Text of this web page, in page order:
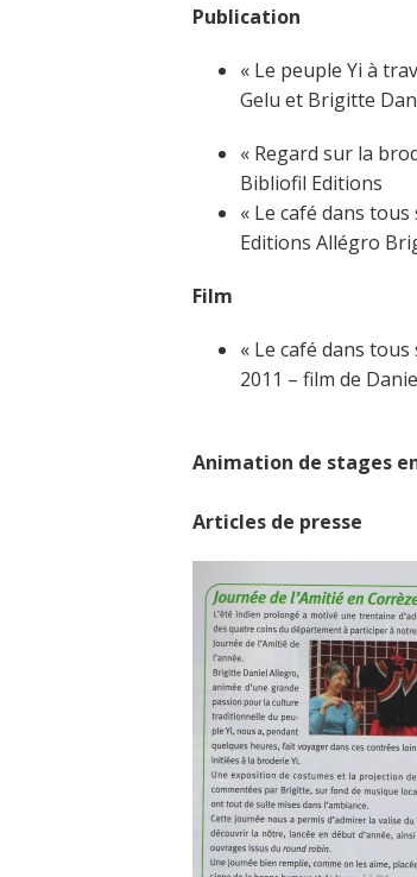
Publication
« Le peuple Yi à
Gelu et Brigitte
« Regard sur la
Bibliofil Editions
« Le café dans
Editions Allégro
Film
« Le café dans
2011 – film de
Animation de stages
Articles de presse